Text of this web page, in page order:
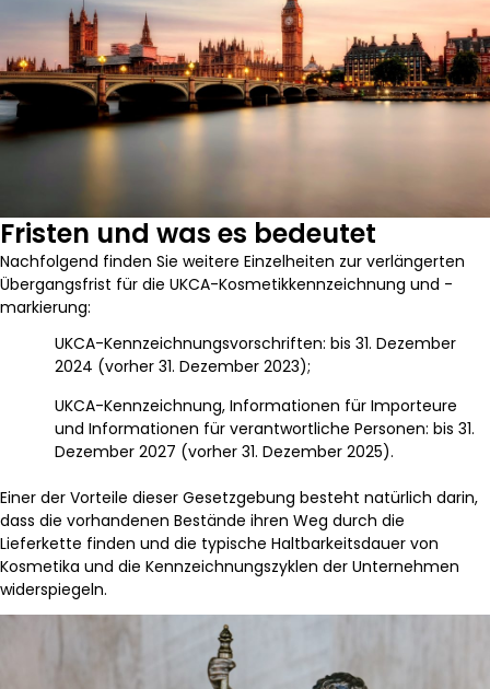
Fristen und was es bedeutet
Nachfolgend finden Sie weitere Einzelheiten zur verlängerten
Übergangsfrist für die UKCA-Kosmetikkennzeichnung und -
markierung:
UKCA-Kennzeichnungsvorschriften: bis 31. Dezember
2024 (vorher 31. Dezember 2023);
UKCA-Kennzeichnung, Informationen für Importeure
und Informationen für verantwortliche Personen: bis 31.
Dezember 2027 (vorher 31. Dezember 2025).
Einer der Vorteile dieser Gesetzgebung besteht natürlich darin,
dass die vorhandenen Bestände ihren Weg durch die
Lieferkette finden und die typische Haltbarkeitsdauer von
Kosmetika und die Kennzeichnungszyklen der Unternehmen
widerspiegeln.